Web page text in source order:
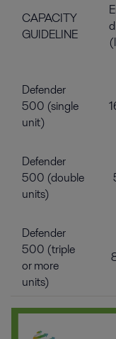
CAPACITY
GUIDELINE
Defender
500 (single
unit)
Defender
500 (double
units)
Defender
500 (triple
or more
units)